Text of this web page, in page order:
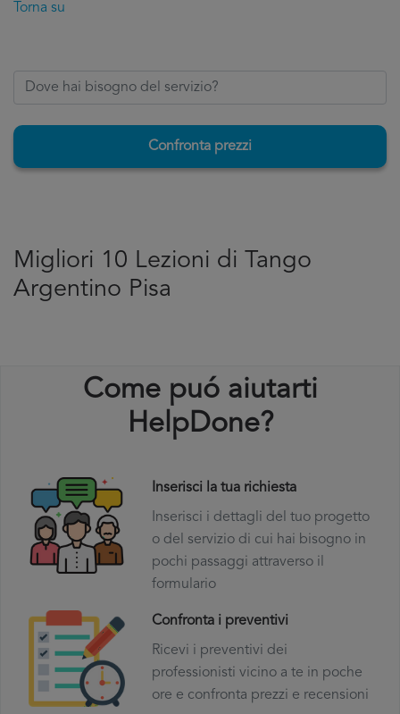
Torna su
Confronta prezzi
Migliori 10 Lezioni di Tango
Argentino Pisa
Come puó aiutarti
HelpDone?
Inserisci la tua richiesta
Inserisci i dettagli del tuo progetto
o del servizio di cui hai bisogno in
pochi passaggi attraverso il
formulario
Confronta i preventivi
Ricevi i preventivi dei
professionisti vicino a te in poche
ore e confronta prezzi e recensioni